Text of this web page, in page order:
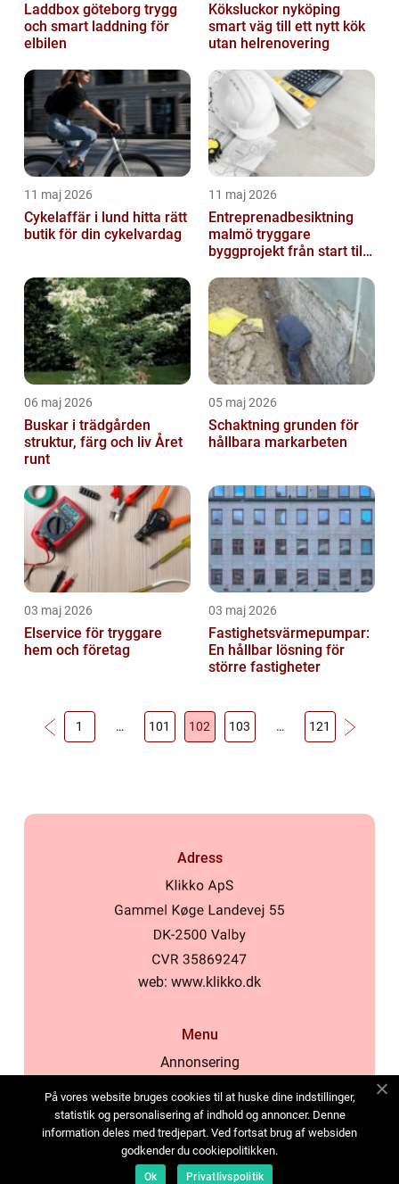
Laddbox göteborg trygg
och smart laddning för
elbilen
Köksluckor nyköping
smart väg till ett nytt kök
utan helrenovering
11 maj 2026
Cykelaffär i lund hitta rätt
butik för din cykelvardag
11 maj 2026
Entreprenadbesiktning
malmö tryggare
byggprojekt från start till
06 maj 2026
Buskar i trädgården
struktur, färg och liv Året
runt
05 maj 2026
Schaktning grunden för
hållbara markarbeten
03 maj 2026
Elservice för tryggare
hem och företag
03 maj 2026
Fastighetsvärmepumpar:
En hållbar lösning för
större fastigheter
1 … 101 102 103 … 121
Adress
web: www.klikko.dk
Menu
Annonsering
Cookies
Kontakta oss
Sitemap
På vores website bruges cookies til at huske dine indstillinger,
statistik og personalisering af indhold og annoncer. Denne
information deles med tredjepart. Ved fortsat brug af websiden
godkender du cookiepolitikken.
Ok Privatlivspolitik